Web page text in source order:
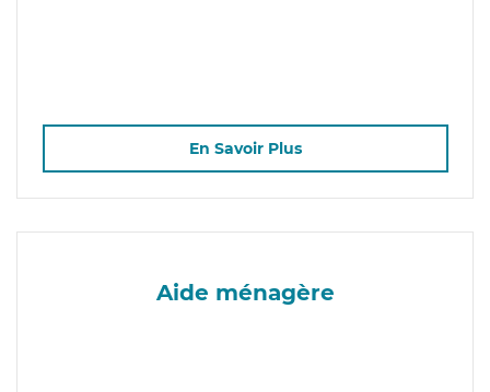
En Savoir Plus
Aide ménagère